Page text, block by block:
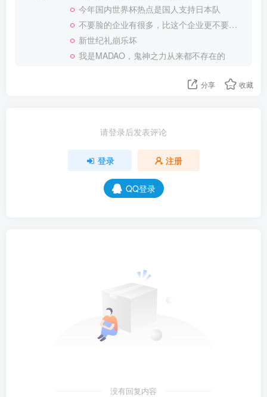
今年国内世界杯热点是国人支持日本队
不要脸的企业有很多，比这个企业更不要脸的，应该就没有了
新世纪礼崩乐坏
我是MADAO，鬼神之力从来都不存在的
分享 收藏
请登录后发表评论
登录 注册
QQ登录
没有回复内容